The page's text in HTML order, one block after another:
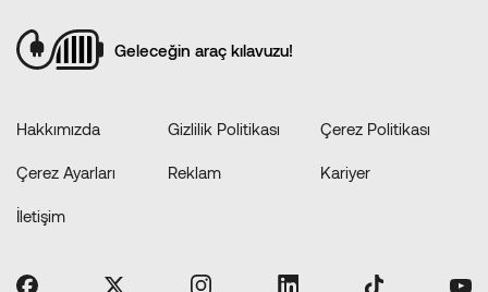
Geleceğin araç kılavuzu!
Hakkımızda Gizlilik Politikası Çerez Politikası
Çerez Ayarları Reklam Kariyer
İletişim